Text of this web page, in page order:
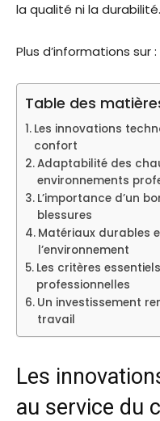
la qualité ni la durabilité.
Plus d’informations sur :
Table des
Les innovations
confort
Adaptabilité des
environnements
L’importance d’un
blessures
Matériaux durables
l’environnement
Les critères
professionnelles
Un investissement
travail
Les
au service du